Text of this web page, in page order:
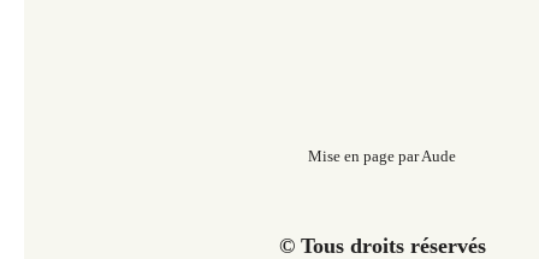
Mise en page par Aude
© Tous droits réservés